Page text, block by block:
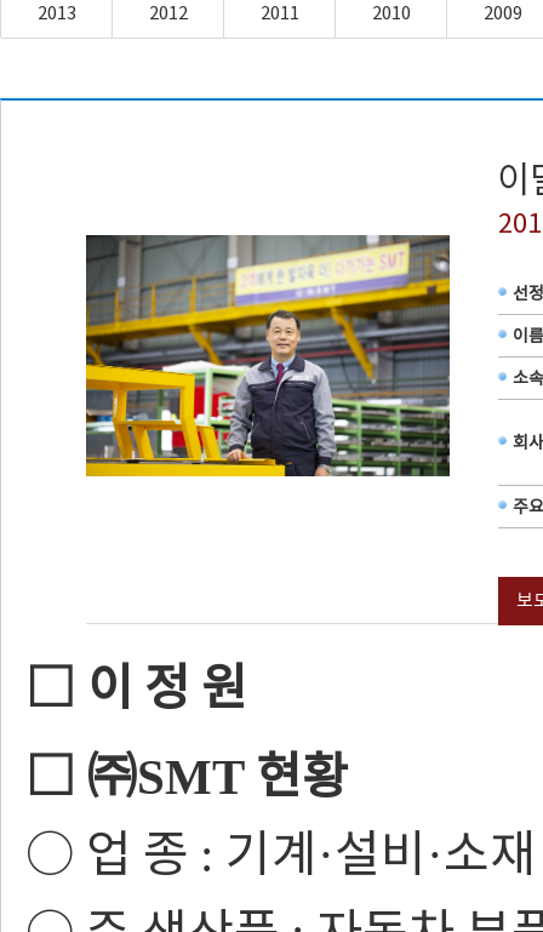
2013 2012 2011 2010 2009
선
이름
소속
회
주
보
□ 이 정 원
□ ㈜SMT 현황
○ 업 종 : 기계 ·설비 ·소재